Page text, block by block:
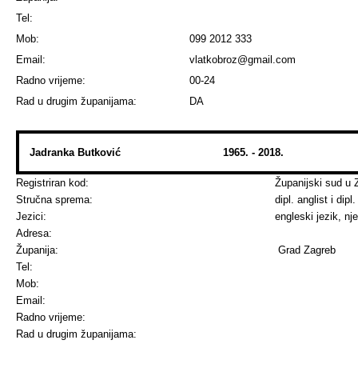
Tel:
Mob:
099 2012 333
Email:
vlatkobroz@gmail.com
Radno vrijeme:
00-24
Rad u drugim županijama:
DA
Jadranka Butković 1965. - 2018.
Registriran kod:
Županijski sud u
Stručna sprema:
dipl. anglist i dipl.
Jezici:
engleski jezik,
Adresa:
Županija:
Grad Zagreb
Tel:
Mob:
Email:
Radno vrijeme:
Rad u drugim županijama: